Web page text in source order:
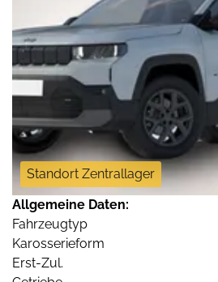
Standort Zentrallager
Allgemeine Daten:
Fahrzeugtyp
Karosserieform
Erst-Zul.